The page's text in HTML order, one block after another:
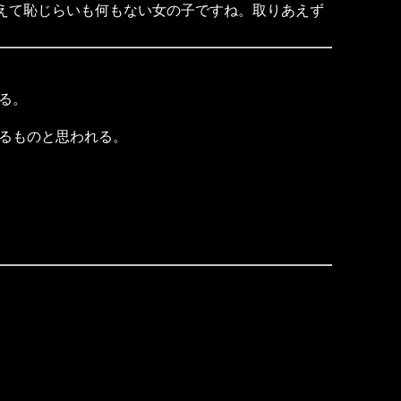
恥じらいも何もない女の子ですね。取りあえず
。
のと思われる。